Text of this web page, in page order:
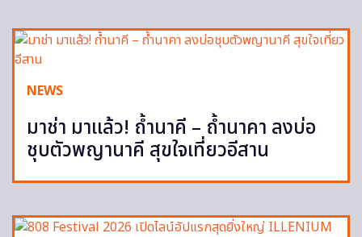
NEWS
มาช่า มาแล้ว! ถ้ำนาคี – ถ้ำนาคา ลงบ่อ
ชุบตัวพญานาคี สุขใจเที่ยวอีสาน